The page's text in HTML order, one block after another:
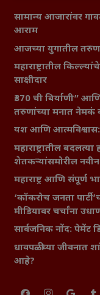
सामान्य आजारांवर
आराम
आजच्या युगातील तरुण
महाराष्ट्रातील
साक्षीदार
₹370 ची बिर्याणी”
तरुणांच्या मनात नेमकं
यश आणि आत्मविश्वास:
महाराष्ट्रातील
शेतकऱ्यांसमोरील
महाराष्ट्र आणि संपूर्ण
‘कॉकरोच जनता
मीडियावर चर्चांना
सार्वजनिक नोंद: पेमेंट
धावपळीच्या
आहे?